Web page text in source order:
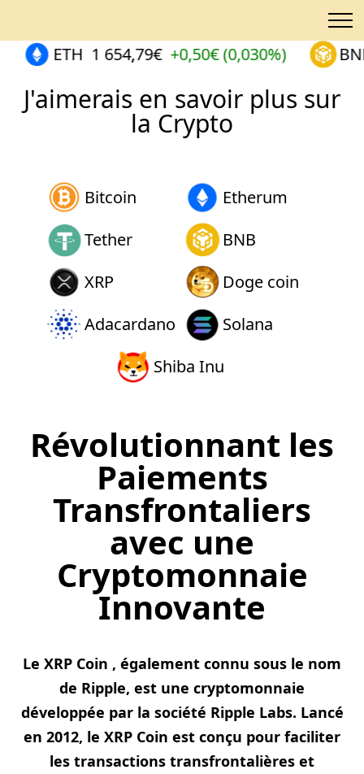
ETH 1 654,79€ +0,50€ (0,030%) BNB
J'aimerais en savoir plus sur
la Crypto
Bitcoin
Etherum
Tether
BNB
XRP
Doge coin
Adacardano
Solana
Shiba Inu
Révolutionnant les
Paiements
Transfrontaliers
avec une
Cryptomonnaie
Innovante
Le XRP Coin , également connu sous le nom
de Ripple, est une cryptomonnaie
développée par la société Ripple Labs. Lancé
en 2012, le XRP Coin est conçu pour faciliter
les transactions transfrontalières et